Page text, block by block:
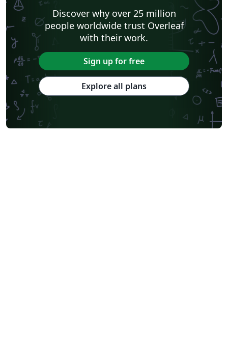
Discover why over 25 million
people worldwide trust Overleaf
with their work.
Sign up for free
Explore all plans